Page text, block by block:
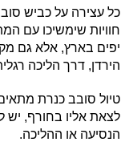
כל עצירה על כביש
חוויות שימשיכו עם
יפים בארץ, אלא גם
הירדן, דרך הליכה
טיול סובב כנרת
לצאת אליו בחורף, יש
הנסיעה או ההליכה.